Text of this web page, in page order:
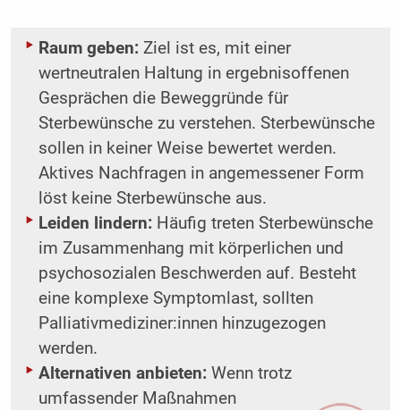
Raum geben: Ziel ist es, mit einer
wertneutralen Haltung in ergebnisoffenen
Gesprächen die Beweggründe für
Sterbewünsche zu verstehen. Sterbewünsche
sollen in keiner Weise bewertet werden.
Aktives Nachfragen in angemessener Form
löst keine Sterbewünsche aus.
Leiden lindern:Häufig treten Sterbewünsche
im Zusammenhang mit körperlichen und
psychosozialen Beschwerden auf. Besteht
eine komplexe Symptomlast, sollten
Palliativmediziner:innen hinzugezogen
werden.
Alternativen anbieten: Wenn trotz
umfassender Maßnahmen